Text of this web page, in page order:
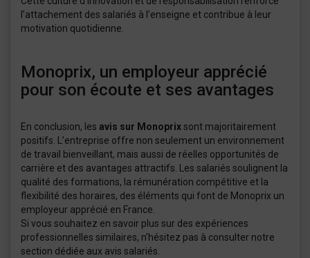
l’attachement des salariés à l’enseigne et contribue à leur
motivation quotidienne.
Monoprix, un employeur apprécié
pour son écoute et ses avantages
En conclusion, les avis sur Monoprixsont majoritairement
positifs. L’entreprise offre non seulement un environnement
de travail bienveillant, mais aussi de réelles opportunités de
carrière et des avantages attractifs. Les salariés soulignent la
qualité des formations, la rémunération compétitive et la
flexibilité des horaires, des éléments qui font de Monoprix un
employeur apprécié en France.
Si vous souhaitez en savoir plus sur des expériences
professionnelles similaires, n'hésitez pas à consulter notre
section dédiée aux avis salariés.